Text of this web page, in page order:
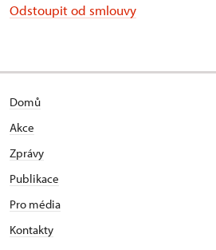
Odstoupit od smlouvy
Domů
Akce
Zprávy
Publikace
Pro média
Kontakty